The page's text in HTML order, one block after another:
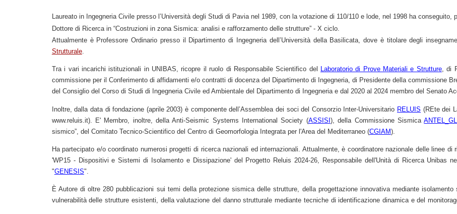
Laureato in Ingegneria Civile presso l’Università degli Studi di Pavia nel 1989, con la votazione di 110/110 e lode, nel 1998 ha
Dottore di Ricerca in “Costruzioni in zona Sismica: analisi e rafforzamento delle strutture” - X ciclo.
Attualmente è ProfessoreOrdinario presso il Dipartimento di Ingegneria dell’Università della Basilicata, dove è titolare degli
Strutturale.
Tra i vari incarichi istituzionali in UNIBAS, ricopre il ruolo di Responsabile Scientifico del Laboratorio di Prove Materiali e Strutture, di
commissione per il Conferimento di affidamenti e/o contratti di docenza del Dipartimento di Ingegneria, di Presidentedella commissione
del Consiglio del Corso di Studi di Ingegneria Civile ed Ambientale del Dipartimentodi Ingegneria e dal 2020 al 2024 membro del Senato
Inoltre, dalla data di fondazione (aprile 2003) è componente dell’Assemblea dei soci del Consorzio Inter-Universitario RELUIS (REte dei
www.reluis.it). E' Membro, inoltre, della Anti-Seismic Systems International Society (ASSISI), della Commissione Sismica
sismico”, del Comitato Tecnico-Scientifico del Centro di Geomorfologia Integrata per l'Area del Mediterraneo (CGIAM).
Ha partecipato e/o coordinato numerosi progetti di ricerca nazionali ed internazionali. Attualmente, è coordinatore nazionale delle linee
'WP15 - Dispositivi e Sistemi di Isolamento e Dissipazione' del Progetto Reluis 2024-26 , Responsabile dell'Unità di Ricerca Unibas
"GENESIS".
È Autore di oltre 280 pubblicazioni sui temi della protezione sismica delle strutture, della progettazione innovativa mediante
vulnerabilità delle strutture esistenti, della valutazione del danno strutturale mediante tecniche di identificazione dinamica e del